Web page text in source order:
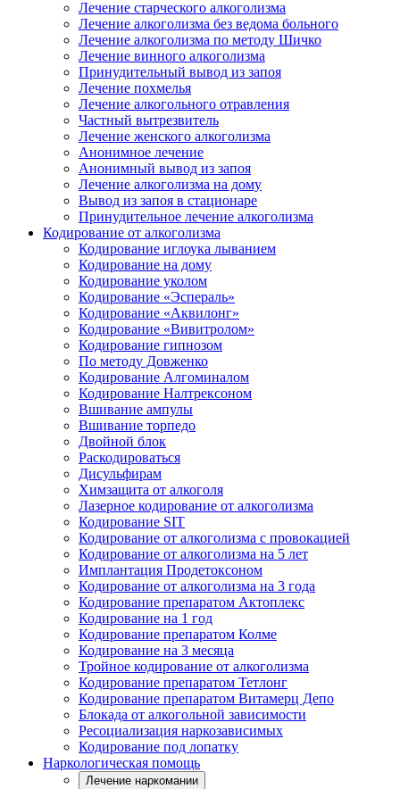
Лечение старческого алкоголизма
Лечение алкоголизма без ведома больного
Лечение алкоголизма по методу Шичко
Лечение винного алкоголизма
Принудительный вывод из запоя
Лечение похмелья
Лечение алкогольного отравления
Частный вытрезвитель
Лечение женского алкоголизма
Анонимное лечение
Анонимный вывод из запоя
Лечение алкоголизма на дому
Вывод из запоя в стационаре
Принудительное лечение алкоголизма
Кодирование от алкоголизма
Кодирование иглоука лыванием
Кодирование на дому
Кодирование уколом
Кодирование «Эспераль»
Кодирование «Аквилонг»
Кодирование «Вивитролом»
Кодирование гипнозом
По методу Довженко
Кодирование Алгоминалом
Кодирование Налтрексоном
Вшивание ампулы
Вшивание торпедо
Двойной блок
Раскодироваться
Дисульфирам
Химзащита от алкоголя
Лазерное кодирование от алкоголизма
Кодирование SIT
Кодирование от алкоголизма с провокацией
Кодирование от алкоголизма на 5 лет
Имплантация Продетоксоном
Кодирование от алкоголизма на 3 года
Кодирование препаратом Актоплекс
Кодирование на 1 год
Кодирование препаратом Колме
Кодирование на 3 месяца
Тройное кодирование от алкоголизма
Кодирование препаратом Тетлонг
Кодирование препаратом Витамерц Депо
Блокада от алкогольной зависимости
Ресоциализация наркозависимых
Кодирование под лопатку
Наркологическая помощь
Лечение наркомании